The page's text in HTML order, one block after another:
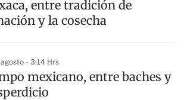
entre tradición de
y la cosecha
- 3:14 Hrs
mexicano, entre baches y